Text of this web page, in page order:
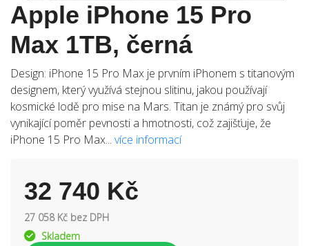
Apple iPhone 15 Pro
Max 1TB, černá
Design: iPhone 15 Pro Max je prvním iPhonem s titanovým
designem, který využívá stejnou slitinu, jakou používají
kosmické lodě pro mise na Mars. Titan je známý pro svůj
vynikající poměr pevnosti a hmotnosti, což zajišťuje, že
iPhone 15 Pro Max... více informací
32 740 Kč
27 058 Kč bez DPH
Skladem